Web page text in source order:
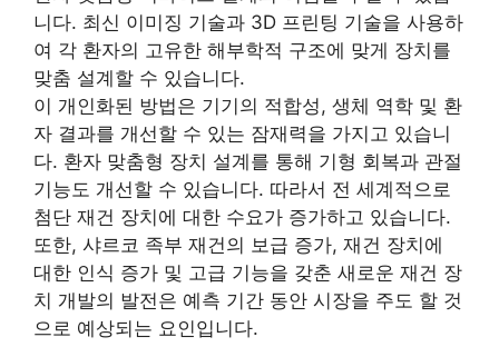
니다. 최신 이미징 기술과 3D 프린팅 기술을 사용하
여 각 환자의 고유한 해부학적 구조에 맞게 장치를
맞춤 설계할 수 있습니다.
이 개인화된 방법은 기기의 적합성, 생체 역학 및 환
자 결과를 개선할 수 있는 잠재력을 가지고 있습니
다. 환자 맞춤형 장치 설계를 통해 기형 회복과 관절
기능도 개선할 수 있습니다. 따라서 전 세계적으로
첨단 재건 장치에 대한 수요가 증가하고 있습니다.
또한, 샤르코 족부 재건의 보급 증가, 재건 장치에
대한 인식 증가 및 고급 기능을 갖춘 새로운 재건 장
치 개발의 발전은 예측 기간 동안 시장을 주도 할 것
으로 예상되는 요인입니다.